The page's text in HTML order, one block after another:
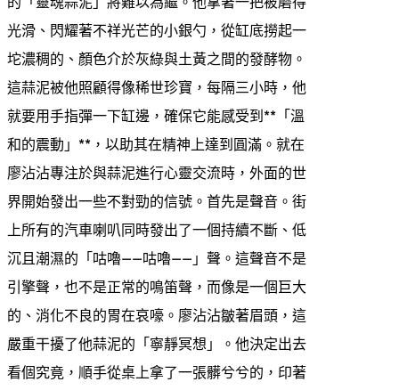
光滑、閃耀著不祥光芒的小銀勺，從缸底撈起一
坨濃稠的、顏色介於灰綠與土黃之間的發酵物。
這蒜泥被他照顧得像稀世珍寶，每隔三小時，他
就要用手指彈一下缸邊，確保它能感受到**「溫
和的震動」**，以助其在精神上達到圓滿。就在
廖沾沾專注於與蒜泥進行心靈交流時，外面的世
界開始發出一些不對勁的信號。首先是聲音。街
上所有的汽車喇叭同時發出了一個持續不斷、低
沉且潮濕的「咕嚕——咕嚕——」聲。這聲音不是
引擎聲，也不是正常的鳴笛聲，而像是一個巨大
的、消化不良的胃在哀嚎。廖沾沾皺著眉頭，這
嚴重干擾了他蒜泥的「寧靜冥想」。他決定出去
看個究竟，順手從桌上拿了一張髒兮兮的，印著